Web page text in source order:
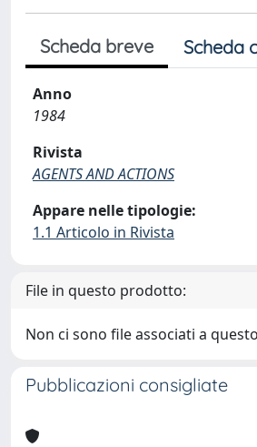
Scheda breve Scheda
Anno
1984
Rivista
AGENTS AND ACTIONS
Appare nelle tipologie:
1.1 Articolo in Rivista
File in questo prodotto:
Non ci sono file associati a
Pubblicazioni consigliate